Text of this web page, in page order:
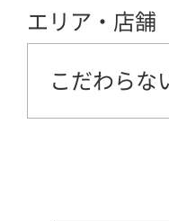
エリア・店舗
こだわらな